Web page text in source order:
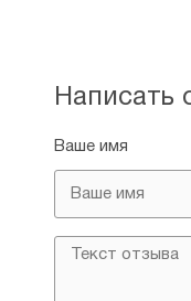
Написать
Ваше имя